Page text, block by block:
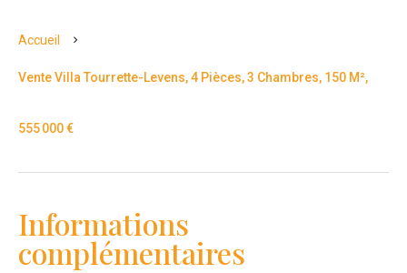
Accueil
Vente Villa Tourrette-Levens, 4 Pièces, 3 Chambres, 150 M²,
555 000 €
Informations
complémentaires